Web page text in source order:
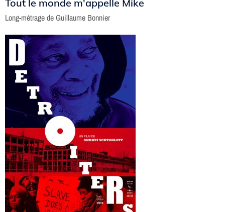
Tout le monde m'appelle Mike
Long-métrage de Guillaume Bonnier